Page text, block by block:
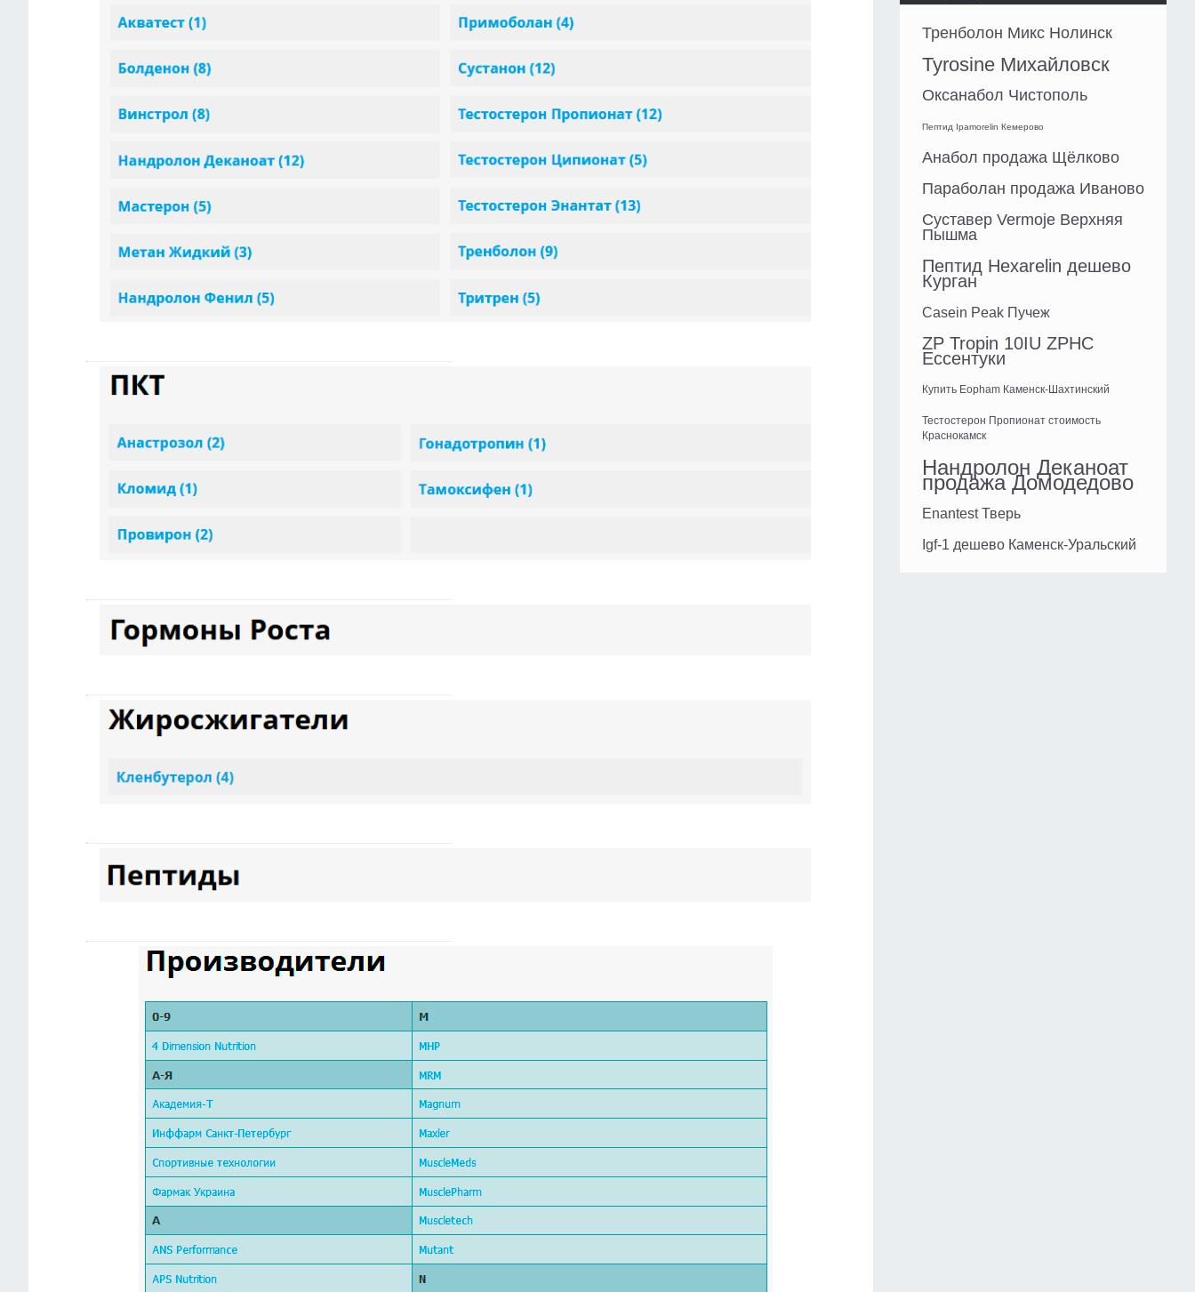
Тренболон Микс Нолинск
Tyrosine Михайловск
Оксанабол Чистополь
Пептид Ipamorelin Кемерово
Анабол продажа Щёлково
Параболан продажа Иваново
Суставер Vermoje Верхняя
Пышма
Пептид Hexarelin дешево
Курган
Casein Peak Пучеж
ZP Tropin 10IU ZPHC
Ессентуки
Купить Eopham Каменск-Шахтинский
Тестостерон Пропионат стоимость
Краснокамск
Нандролон Деканоат
продажа Домодедово
Enantest Тверь
Igf-1 дешево Каменск-Уральский